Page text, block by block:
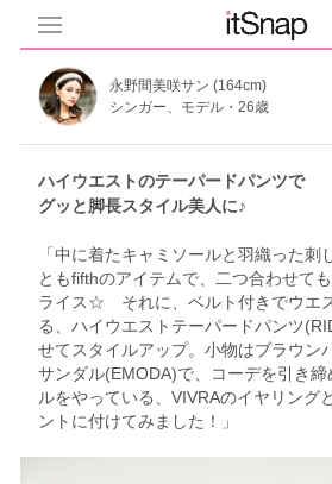
永野間美咲サン (164cm)
シンガー、モデル・26歳
ハイウエストのテーパードパンツで
グッと脚長スタイル美人に♪
「中に着たキャミソールと羽織った刺
ともfifthのアイテムで、二つ合わせて
ライス☆ それに、ベルト付きでウエ
る、ハイウエストテーパードパンツ
せてスタイルアップ。小物はブラウン
サンダル(EMODA)で、コーデを引き
ルをやっている、VIVRAのイヤリング
ントに付けてみました！」